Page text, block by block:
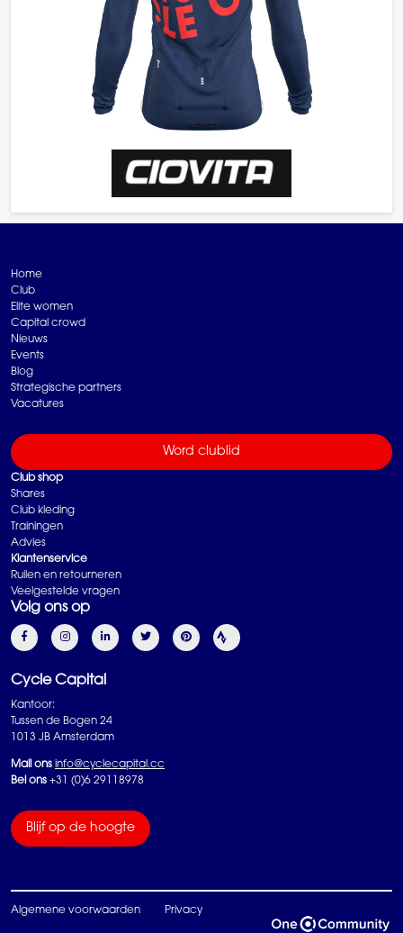
Home
Club
Elite women
Capital crowd
Nieuws
Events
Blog
Strategische partners
Vacatures
Word clublid
Club shop
Shares
Club kleding
Trainingen
Advies
Klantenservice
Ruilen en retourneren
Veelgestelde vragen
Volg ons op
Cycle Capital
Kantoor:
Tussen de Bogen 24
1013 JB Amsterdam
Mail ons info@cyclecapital.cc
Bel ons +31 (0)6 29118978
Blijf op de hoogte
Algemene voorwaarden Privacy